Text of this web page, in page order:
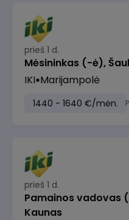
prieš 1 d.
Mėsininkas (-ė),
IKI Marijampolė
1440 - 1640 €/mėn.
prieš 1 d.
Pamainos vadovas
Kaunas